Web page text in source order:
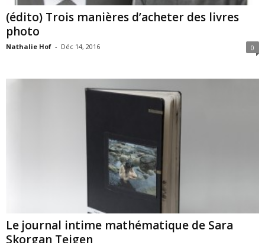
(édito) Trois manières d’acheter des livres
photo
Nathalie Hof - Déc 14, 2016 0
Le journal intime mathématique de Sara
Skorgan Teigen